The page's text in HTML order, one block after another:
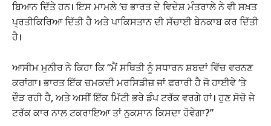
ਬਿਆਨ ਦਿੱਤੇ ਹਨ। ਇਸ ਮਾਮਲੇ ‘ਚ ਭਾਰਤ ਦੇ ਵਿਦੇਸ਼ ਮੰਤਰਾਲੇ ਨੇ ਵੀ ਸਖ਼ਤ
ਪ੍ਰਤੀਕਿਰਿਆ ਦਿੱਤੀ ਹੈ ਅਤੇ ਪਾਕਿਸਤਾਨ ਦੀ ਸੱਚਾਈ ਬੇਨਕਾਬ ਕਰ ਦਿੱਤੀ
ਹੈ।
ਆਸੀਮ ਮੁਨੀਰ ਨੇ ਕਿਹਾ ਕਿ “ਮੈਂ ਸਥਿਤੀ ਨੂੰ ਸਧਾਰਨ ਸ਼ਬਦਾਂ ਵਿੱਚ ਵਰਨਣ
ਕਰਾਂਗਾ। ਭਾਰਤ ਇੱਕ ਚਮਕਦੀ ਮਰਸਿਡੀਜ਼ ਜਾਂ ਫਰਾਰੀ ਹੈ ਜੋ ਹਾਈਵੇ ‘ਤੇ
ਦੌੜ ਰਹੀ ਹੈ, ਅਤੇ ਅਸੀਂ ਇੱਕ ਮਿੱਟੀ ਭਰੇ ਡੰਪ ਟਰੱਕ ਵਰਗੇ ਹਾਂ। ਹੁਣ ਸੋਚੋ ਜੇ
ਟਰੱਕ ਕਾਰ ਨਾਲ ਟਕਰਾਇਆ ਤਾਂ ਨੁਕਸਾਨ ਕਿਸਦਾ ਹੋਵੇਗਾ?”